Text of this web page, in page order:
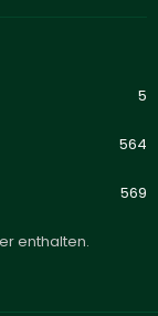
5
564
569
enthalten.